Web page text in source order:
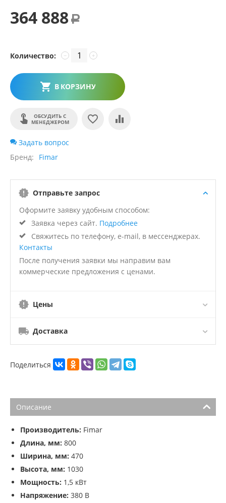
364 888 Р
Количество: +
−
В КОРЗИНУ
ОБСУДИТЬ С
МЕНЕДЖЕРОМ
Задать вопрос
Бренд
Fimar
Отправьте запрос
Оформите заявку удобным способом:
Заявка через сайт. Подробнее
Свяжитесь по телефону, e-mail, в мессенджерах.
Контакты
После получения заявки мы направим вам
коммерческие предложения с ценами.
Цены
Доставка
Поделиться
Описание
Производитель: Fimar
Длина, мм: 800
Ширина, мм: 470
Высота, мм: 1030
Мощность: 1,5 кВт
Напряжение: 380 В